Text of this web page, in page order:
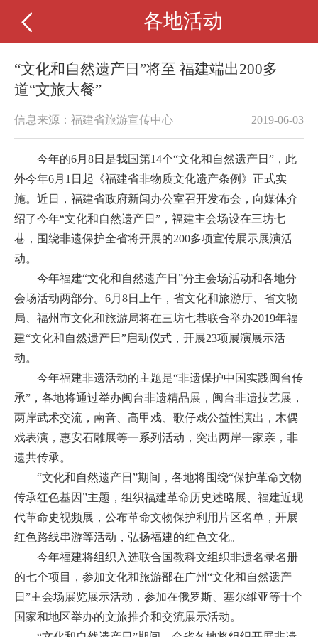
各地活动
“文化和自然遗产日”将至 福建端出200多
道“文旅大餐”
信息来源：福建省旅游宣传中心 2019-06-03
今年的6月8日是我国第14个“文化和自然遗产日”，此
外今年6月1日起《福建省非物质文化遗产条例》正式实
施。近日，福建省政府新闻办公室召开发布会，向媒体介
绍了今年“文化和自然遗产日”，福建主会场设在三坊七
巷，围绕非遗保护全省将开展的200多项宣传展示展演活
动。
今年福建“文化和自然遗产日”分主会场活动和各地分
会场活动两部分。6月8日上午，省文化和旅游厅、省文物
局、福州市文化和旅游局将在三坊七巷联合举办2019年福
建“文化和自然遗产日”启动仪式，开展23项展演展示活
动。
今年福建非遗活动的主题是“非遗保护中国实践闽台传
承”，各地将通过举办闽台非遗精品展，闽台非遗技艺展，
两岸武术交流，南音、高甲戏、歌仔戏公益性演出，木偶
戏表演，惠安石雕展等一系列活动，突出两岸一家亲，非
遗共传承。
“文化和自然遗产日”期间，各地将围绕“保护革命文物
传承红色基因”主题，组织福建革命历史述略展、福建近现
代革命史视频展，公布革命文物保护利用片区名单，开展
红色路线串游等活动，弘扬福建的红色文化。
今年福建将组织入选联合国教科文组织非遗名录名册
的七个项目，参加文化和旅游部在广州“文化和自然遗产
日”主会场展览展示活动，参加在俄罗斯、塞尔维亚等十个
国家和地区举办的文旅推介和交流展示活动。